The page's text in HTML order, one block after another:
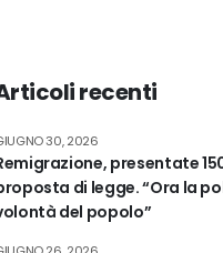
recenti
presentate
di legge. “Ora la
del popolo”
30, 2026